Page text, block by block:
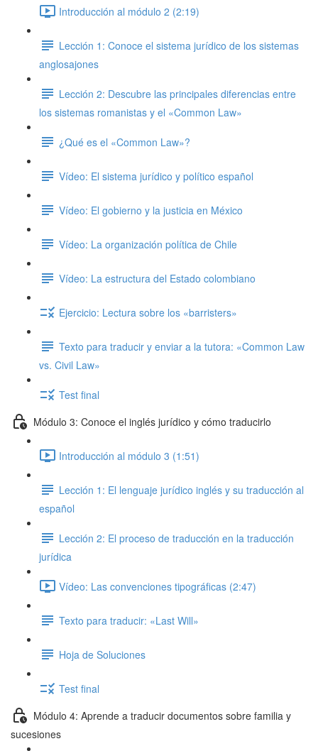
Introducción al módulo 2 (2:19)
Lección 1: Conoce el sistema jurídico de los sistemas
anglosajones
Lección 2: Descubre las principales diferencias entre
los sistemas romanistas y el «Common Law»
¿Qué es el «Common Law»?
Vídeo: El sistema jurídico y político español
Vídeo: El gobierno y la justicia en México
Vídeo: La organización política de Chile
Vídeo: La estructura del Estado colombiano
Ejercicio: Lectura sobre los «barristers»
Texto para traducir y enviar a la tutora: «Common Law
vs. Civil Law»
Test final
Módulo 3: Conoce el inglés jurídico y cómo traducirlo
Introducción al módulo 3 (1:51)
Lección 1: El lenguaje jurídico inglés y su traducción al
español
Lección 2: El proceso de traducción en la traducción
jurídica
Vídeo: Las convenciones tipográficas (2:47)
Texto para traducir: «Last Will»
Hoja de Soluciones
Test final
Módulo 4: Aprende a traducir documentos sobre familia y
sucesiones